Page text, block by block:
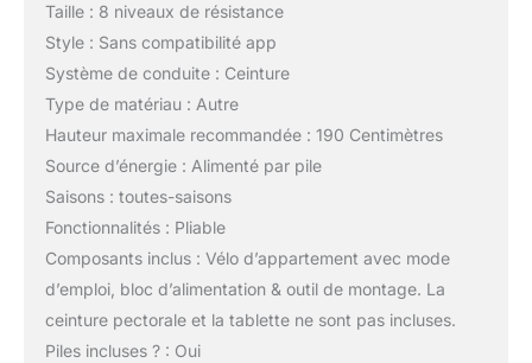
Taille : 8 niveaux de résistance
Style : Sans compatibilité app
Système de conduite : Ceinture
Type de matériau : Autre
Hauteur maximale recommandée : 190 Centimètres
Source d’énergie : Alimenté par pile
Saisons : toutes-saisons
Fonctionnalités : Pliable
Composants inclus : Vélo d’appartement avec mode
d’emploi, bloc d’alimentation & outil de montage. La
ceinture pectorale et la tablette ne sont pas incluses.
Piles incluses ? : Oui